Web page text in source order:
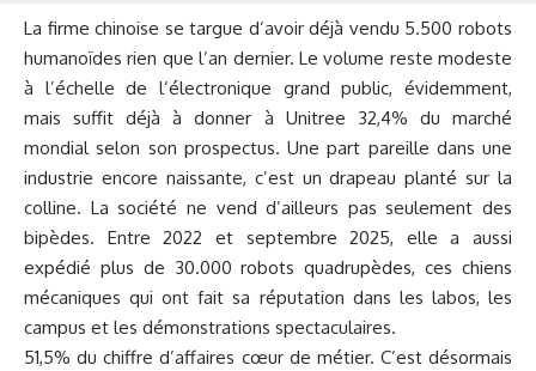
La firme chinoise se targue d’avoir déjà vendu 5.500 robots
humanoïdes rien que l’an dernier. Le volume reste modeste
à l’échelle de l’électronique grand public, évidemment,
mais suffit déjà à donner à Unitree 32,4% du marché
mondial selon son prospectus. Une part pareille dans une
industrie encore naissante, c’est un drapeau planté sur la
colline. La société ne vend d’ailleurs pas seulement des
bipèdes. Entre 2022 et septembre 2025, elle a aussi
expédié plus de 30.000 robots quadrupèdes, ces chiens
mécaniques qui ont fait sa réputation dans les labos, les
campus et les démonstrations spectaculaires.
51,5% du chiffre d’affaires cœur de métier. C’est désormais